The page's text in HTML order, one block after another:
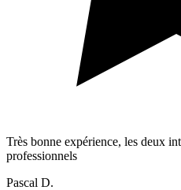
Très bonne expérience, les deux
professionnels
Pascal D.